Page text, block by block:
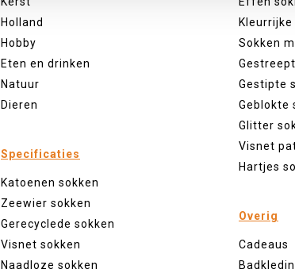
Holland
Hobby
Eten en drinken
Natuur
Dieren
Specificaties
Katoenen sokken
Zeewier sokken
Gerecyclede sokken
Visnet sokken
Naadloze sokken
Kleurrijke
Sokken
Gestipte
Geblokte
Glitter
Visnet
Hartjes
Overig
Cadeaus